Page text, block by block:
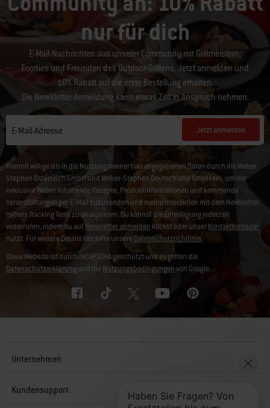
nur für dich
E-Mail-Nachrichten aus unserer Community mit Grillmeistern,
Foodies und Freunden des Outdoor-Grillens. Jetzt anmelden und
10% Rabatt auf die erste Bestellung erhalten.
Die Newsletter Anmeldung kann etwas Zeit in Anspruch nehmen.
E-Mail-Adresse Jetzt anmelden
Hiermit willige ich in die Nutzung meiner hier angegebenen Daten durch die Weber-
Stephen Österreich GmbH und Weber-Stephen Deutschland GmbH ein, um mir
exklusive Weber Inhalte wie Rezepte, Produktinformationen und kommende
Veranstaltungen per E-Mail zuzusenden und meine Interaktion mit dem Newsletter
mittels Tracking Tools zu analysieren. Du kannst die Einwilligung jederzeit
widerrufen, indem du aufNewsletter abmelden klickst oder unserKontaktformular
nutzt. Für weitere Details lies bitte unsereDatenschutzrichtlinie.
Diese Website ist durch reCAPTCHA geschützt und es gelten die
Datenschutzerklärungund dieNutzungsbedingungenvon Google.
Unternehmen
Kundensupport